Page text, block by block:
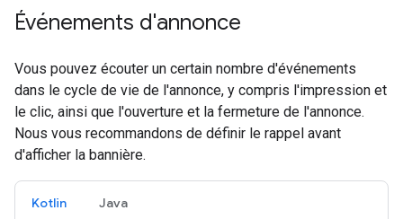
Événements d'annonce
Vous pouvez écouter un certain nombre d'événements
dans le cycle de vie de l'annonce, y compris l'impression et
le clic, ainsi que l'ouverture et la fermeture de l'annonce.
Nous vous recommandons de définir le rappel avant
d'afficher la bannière.
Kotlin Java